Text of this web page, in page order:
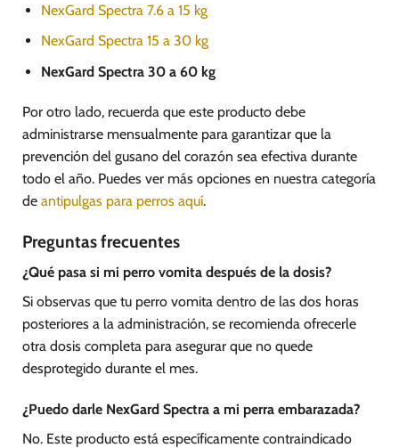
NexGard Spectra 7.6 a 15 kg
NexGard Spectra 15 a 30 kg
NexGard Spectra 30 a 60 kg
Por otro lado, recuerda que este producto debe
administrarse mensualmente para garantizar que la
prevención del gusano del corazón sea efectiva durante
todo el año. Puedes ver más opciones en nuestra categoría
de antipulgas para perros aquí.
Preguntas frecuentes
¿Qué pasa si mi perro vomita después de la dosis?
Si observas que tu perro vomita dentro de las dos horas
posteriores a la administración, se recomienda ofrecerle
otra dosis completa para asegurar que no quede
desprotegido durante el mes.
¿Puedo darle NexGard Spectra a mi perra embarazada?
No. Este producto está específicamente contraindicado